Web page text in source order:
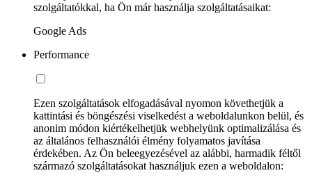
szolgáltatókkal, ha Ön már használja szolgáltatásaikat:
Google Ads
Performance
Ezen szolgáltatások elfogadásával nyomon követhetjük a
kattintási és böngészési viselkedést a weboldalunkon belül, és
anonim módon kiértékelhetjük webhelyünk optimalizálása és
az általános felhasználói élmény folyamatos javítása
érdekében. Az Ön beleegyezésével az alábbi, harmadik féltől
származó szolgáltatásokat használjuk ezen a weboldalon: